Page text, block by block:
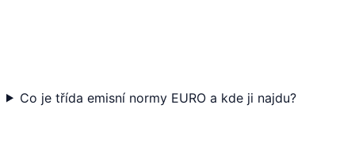
Co je třída emisní normy EURO a kde ji najdu?